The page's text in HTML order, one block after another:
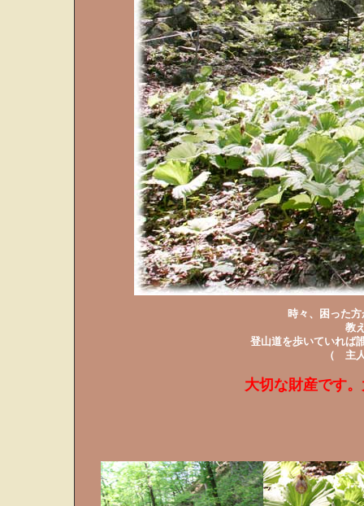
時々、困った
教
登山道を歩いていれば
（ 主
大切な財産です